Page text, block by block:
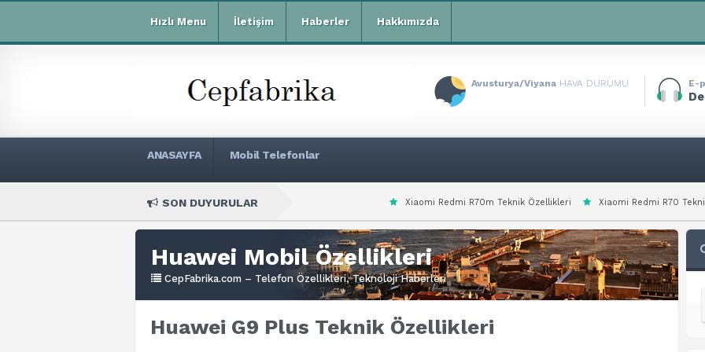
Hızlı Menu İletişim Haberler Hakkımızda
Avusturya/Viyana HAVA DURUMU E-
ANASAYFA Mobil Telefonlar
SON DUYURULAR Xiaomi Redmi R70m Teknik Özellikleri Xiaomi Redmi R70 Teknik Özellikleri
Huawei Mobil Özellikleri
CepFabrika.com – Telefon Özellikleri, Teknoloji Haberleri
Huawei G9 Plus Teknik Özellikleri